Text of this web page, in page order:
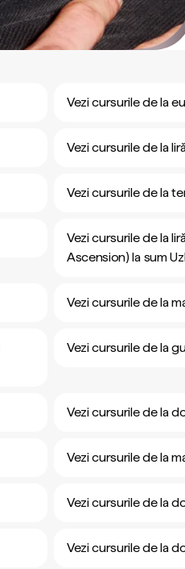
Vezi cursurile de la
Vezi cursurile de la
Vezi cursurile de la
Vezi cursurile de la
Ascension) la sum
Vezi cursurile de la
Vezi cursurile de la
Vezi cursurile de la
Vezi cursurile de la
Vezi cursurile de la
Vezi cursurile de la